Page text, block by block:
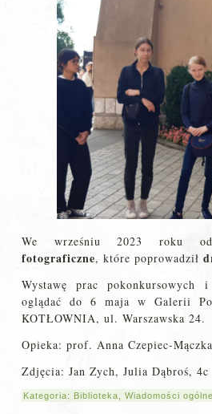
We wrześniu 2023 roku
fotograficzne, które poprowadził
Wystawę prac pokonkursowych
oglądać do 6 maja w Galerii
KOTŁOWNIA, ul. Warszawska 24.
Opieka: prof. Anna Czepiec-Mączka
Zdjęcia: Jan Zych, Julia Dąbroś, 4c
Kategoria: Biblioteka ,Wiadomości ogólne